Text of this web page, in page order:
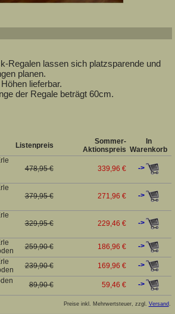
Regalen lassen sich platzsparende und
planen.
lieferbar.
der Regale beträgt 60cm.
Listenpreis
Sommer-
Aktionspreis
In
Warenkorb
478,95 € 339,96 € ->
379,95 € 271,96 € ->
329,95 € 229,46 € ->
259,90 € 186,96 €
->
239,90 € 169,96 €
->
89,90 € 59,46 € ->
Preise inkl. Mehrwertsteuer, zzgl. Versand.